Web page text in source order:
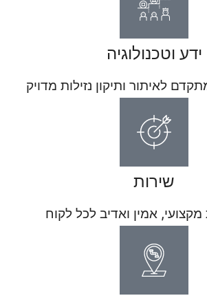
ידע וטכנולוגיה
לאיתור ותיקון נזילות מדויק
שירות
אמין ואדיב לכל לקוח